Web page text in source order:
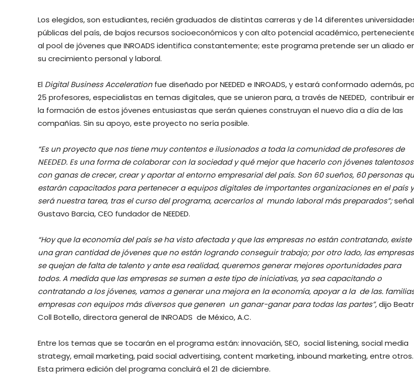
Los elegidos, son estudiantes, recién graduados de distintas carreras y de 14 diferentes
públicas del país, de bajos recursos socioeconómicos y con alto potencial académico,
al pool de jóvenes que INROADS identifica constantemente; este programa pretende ser un aliado
su crecimiento personal y laboral.
El Digital Business Acceleration fue diseñado por NEEDED e INROADS, y estará conformado además,
25 profesores, especialistas en temas digitales, que se unieron para, a través de NEEDED, contribuir
la formación de estos jóvenes entusiastas que serán quienes construyan el nuevo día a día de las
compañías. Sin su apoyo, este proyecto no sería posible.
“Es un proyecto que nos tiene muy contentos e ilusionados a toda la comunidad de profesores de
NEEDED. Es una forma de colaborar con la sociedad y qué mejor que hacerlo con jóvenes talentosos
con ganas de crecer, crear y aportar al entorno empresarial del país. Son 60 sueños, 60 personas
estarán capacitados para pertenecer a equipos digitales de importantes organizaciones en el país y
será nuestra tarea, tras el curso del programa, acercarlos al mundo laboral más preparados”;
Gustavo Barcia, CEO fundador de NEEDED.
“Hoy que la economía del país se ha visto afectada y que las empresas no están contratando, existe
una gran cantidad de jóvenes que no están logrando conseguir trabajo;por otro lado, las empresas
se quejan de falta de talento y ante esa realidad, queremos generar mejores oportunidades para
todos. A medida que las empresas se sumen a este tipo de iniciativas, ya sea capacitando o
contratando a los jóvenes, vamos a generar una mejora en la economía, apoyar a la de las.
empresas con equipos más diversos que generen un ganar-ganar para todas las partes”,dijo
Coll Botello, directora general de INROADS de México, A.C.
Entre los temas que se tocarán en el programa están: innovación, SEO, social listening, social media
strategy, email marketing, paid social advertising, content marketing, inbound marketing, entre otros.
Esta primera edición del programa concluirá el 21 de diciembre.